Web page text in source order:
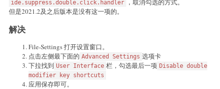
ide.suppress.double.click.handler
，取消勾选的方式。
但是2021.2及之后版本是没有这一项的。
解决
File-Settings 打开设置窗口。
点击左侧最下面的 Advanced Settings 选项卡
下拉找到 User Interface 栏，勾选最后一项 Disable double
modifier key shortcuts
应用保存即可。